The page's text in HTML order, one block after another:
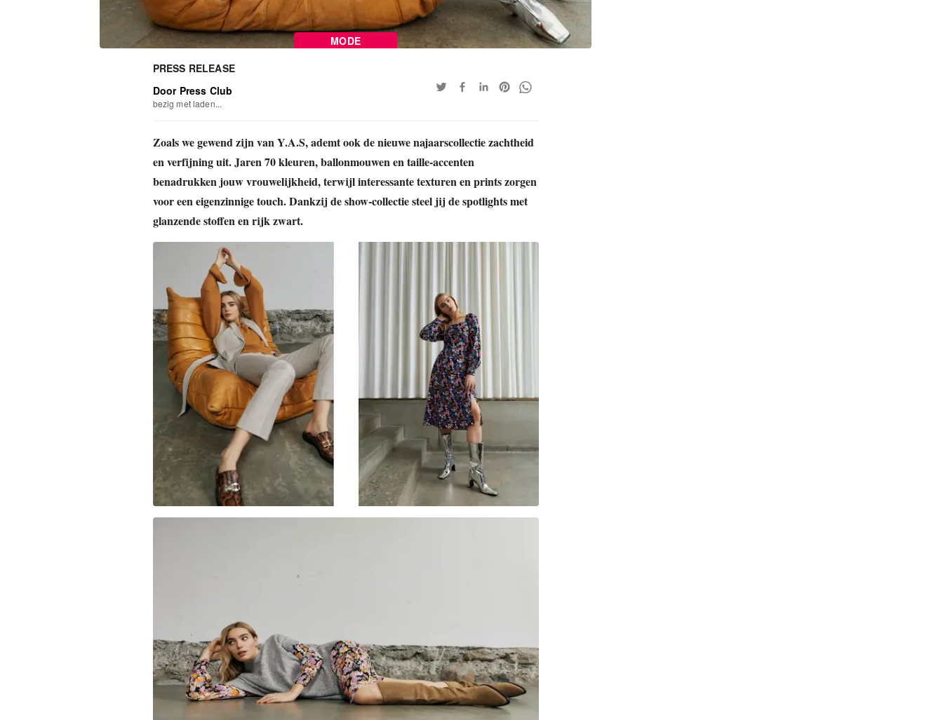
MODE
PRESS RELEASE
Door Press Club
bezig met laden...
Zoals we gewend zijn van Y.A.S, ademt ook de nieuwe najaarscollectie zachtheid
en verfijning uit. Jaren 70 kleuren, ballonmouwen en taille-accenten
benadrukken jouw vrouwelijkheid, terwijl interessante texturen en prints zorgen
voor een eigenzinnige touch. Dankzij de show-collectie steel jij de spotlights met
glanzende stoffen en rijk zwart.